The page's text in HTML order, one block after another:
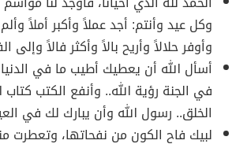
وكل عيد وأنتم: أجد عملاً وأكبر أملاً
وأوفر حلالاً وأريح بالاً وأكثر فالاً
أسأل الله أن يعطيك أطيب ما في
في الجنة رؤية الله.. وأنفع الكتب كتاب
الخلق.. رسول الله وأن يبارك لك في
لبيك فاح الكون من نفحاتها، وتعطرت